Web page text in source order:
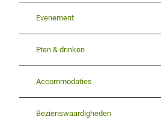
Evenement
Eten & drinken
Accommodaties
Bezienswaardigheden